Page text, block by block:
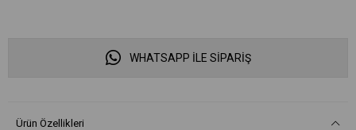
WHATSAPP İLE SİPARİŞ
Ürün Özellikleri